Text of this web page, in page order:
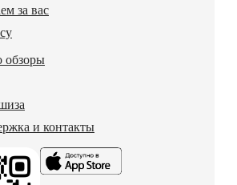
за вас
обзоры
и контакты